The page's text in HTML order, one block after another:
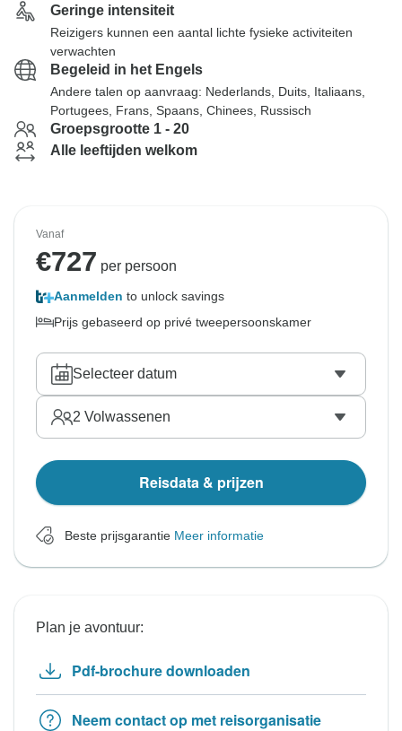
Geringe intensiteit
Reizigers kunnen een aantal lichte fysieke activiteiten
verwachten
Begeleid in het Engels
Andere talen op aanvraag: Nederlands, Duits, Italiaans,
Portugees, Frans, Spaans, Chinees, Russisch
Groepsgrootte 1 - 20
Alle leeftijden welkom
Vanaf
€727 per persoon
Aanmelden to unlock savings
Prijs gebaseerd op privé tweepersoonskamer
Selecteer datum
2 Volwassenen
Reisdata & prijzen
Beste prijsgarantie Meer informatie
Plan je avontuur:
Pdf-brochure downloaden
Neem contact op met reisorganisatie